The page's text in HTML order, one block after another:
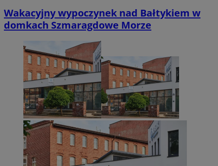
Wakacyjny wypoczynek nad Bałtykiem w
domkach Szmaragdowe Morze